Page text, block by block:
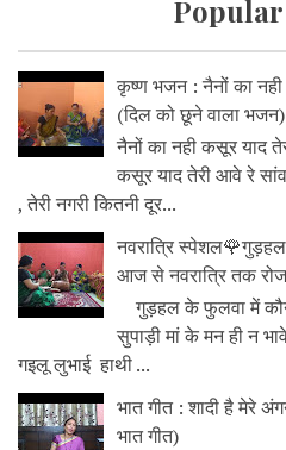
कृष्ण भजन : नैनों का
(दिल को छूने वाला भजन)
नैनों का नही कसूर याद
कसूर याद तेरी आवे रे
, तेरी नगरी कितनी दूर...
नवरात्रि
आज से नवरात्रि तक
गुड़हल के फुलवा में
सुपाड़ी मां के मन ही न
गइलू लुभाई हाथी ...
भात गीत : शादी है मेरे
भात गीत)